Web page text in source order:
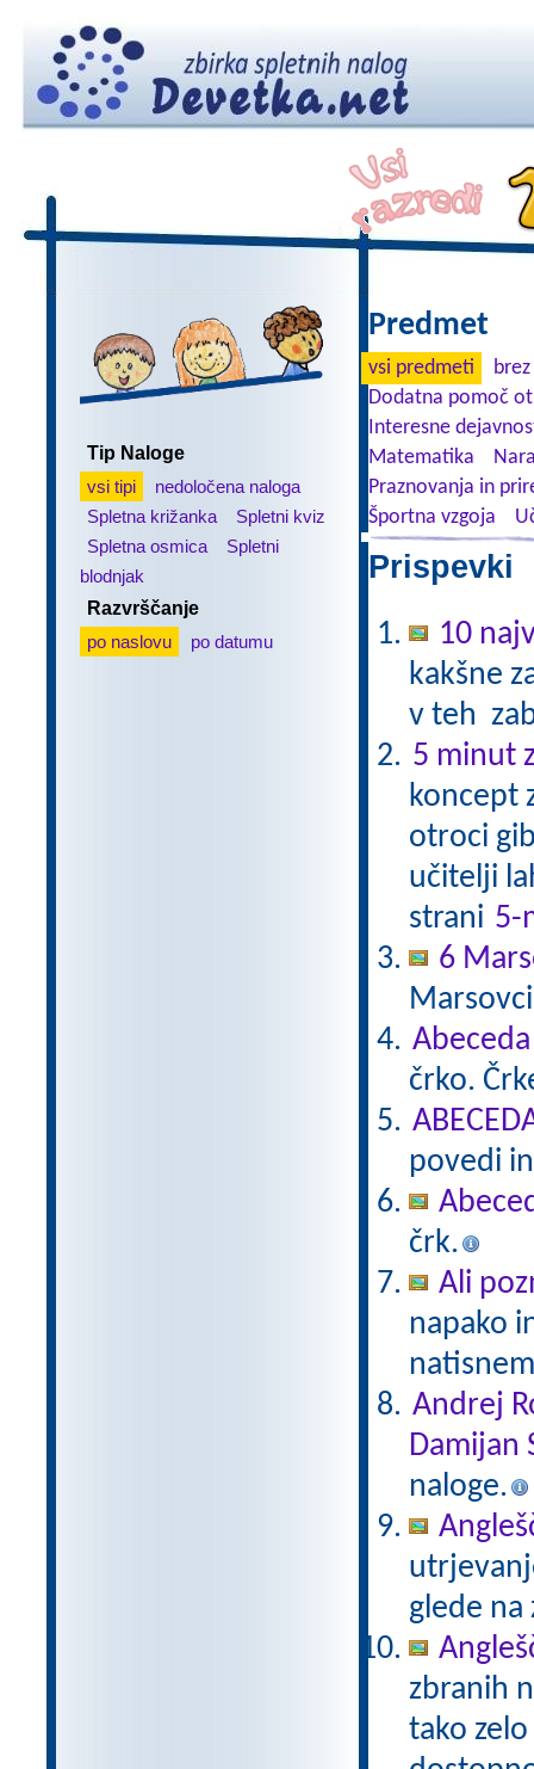
Tip Naloge
vsi tipi
nedoločena naloga
Spletna križanka
Spletni kviz
Spletna osmica
Spletni
blodnjak
Razvrščanje
po naslovu
po datumu
Predmet
vsi predmeti
Dodatna pomoč
Interesne
Matematika
Praznovanja in
Športna vzgoja
Prispevki
10
kakšne
v teh
5 minut
koncept
otroci
učitelji
strani 5-
6
Abeceda
črko.
povedi
črk.
Ali
napako
Andrej
Damijan
naloge.
glede na
zbranih
tako